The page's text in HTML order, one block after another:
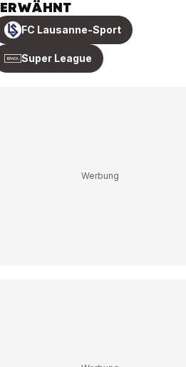
ERWÄHNT
FC Lausanne-Sport
Super League